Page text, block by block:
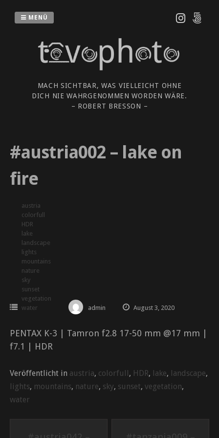
Inhalt
MACH SICHTBAR, WAS VIELLEICHT OHNE
DICH NIE WAHRGENOMMEN WORDEN WÄRE.
– ROBERT BRESSON –
MENÜ
#austria002 – lake on
fire
austria
colorfull
HDR
lake
landscape
lights
mountains
nature
sky
sunset
vegetation
water
admin August 3, 2020
PENTAX K-3 | Tamron f2.8 17-50 mm @17 mm |
f7.1 | HDR
Veröffentlicht in austria, colorfull , HDR, lake, landscape,
lights, mountains, nature, sky, sunset, vegetation,
water
Beitrags-